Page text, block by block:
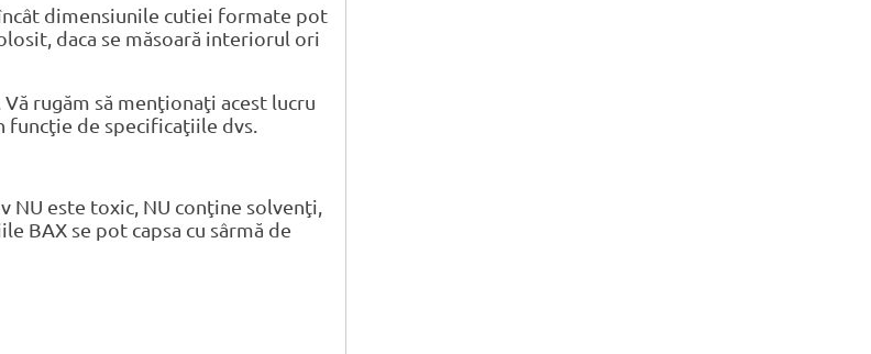
dimensiunile cutiei formate pot
daca se măsoară interiorul ori
rugăm să menţionaţi acest lucru
funcţie de specificaţiile dvs.
NU este toxic, NU conţine solvenţi,
BAX se pot capsa cu sârmă de